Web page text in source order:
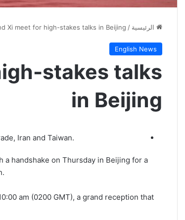
الرئيسية /
Xi meet for high-stakes talks in Beijing
English News
stakes talks
in Beijing
Iran and Taiwan.
handshake on Thursday in Beijing for a
am (0200 GMT), a grand reception that